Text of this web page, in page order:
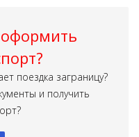
поездка заграницу?
и получить